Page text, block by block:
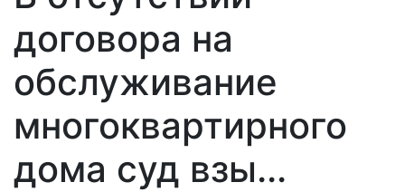
договора на
обслуживание
многоквартирного
дома суд взы...